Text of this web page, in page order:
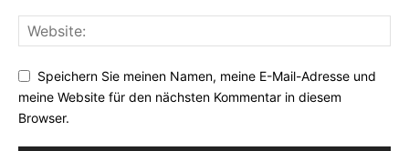
Speichern Sie meinen Namen, meine E-Mail-Adresse und
meine Website für den nächsten Kommentar in diesem
Browser.